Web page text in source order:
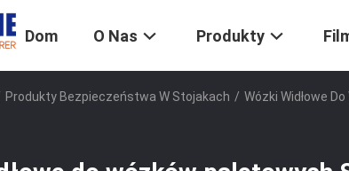
Dom O Nas Produkty
Produkty Bezpieczeństwa W Stojakach / Wózki Widłowe